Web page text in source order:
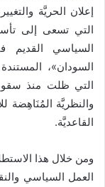
إعلان الحريَّة
التي تسعى إلى
السياسي القديم
السودان»،
التي ظلت منذ سقوط
والنظريَّة المُنَاهِضة
القاعديَّة.
ومن خلال هذا
العمل السياسي